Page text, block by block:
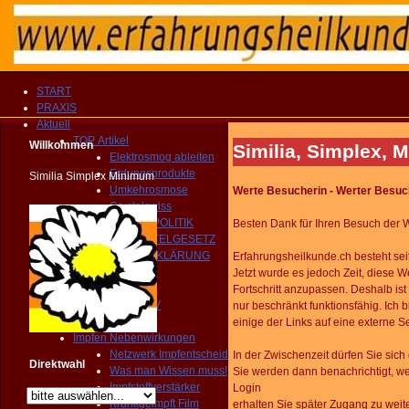
START
PRAXIS
Aktuell
TOP Artikel
Elektrosmog ableiten
Erdungsprodukte
Umkehrosmose
Crystalswiss
GESUNDHEITSPOLITIK
HEILMITTELGESETZ
IMPFAUFKLÄRUNG
YOUTUBE Kanal
IMPRESSIONEN
MEDIEN ARCHIV
Homöopathie TV
Impfen Nebenwirkungen
Netzwerk Impfentscheid
Was man Wissen muss!
Impfstoffverstärker
Krankgeimpft Film
Willkommen
Similia Simplex Minimum
Direktwahl
Similia, Simplex,
Werte Besucherin - Werter
Besten Dank für Ihren Besuch der
Erfahrungsheilkunde.ch besteht
Jetzt wurde es jedoch Zeit, diese
Fortschritt anzupassen. Deshalb ist
nur beschränktfunktionsfähig. Ich
einige der Links auf eine externe
In der Zwischenzeit dürfen Sie
Sie werden dann benachrichtigt,
Login
erhalten Sie später Zugang zu